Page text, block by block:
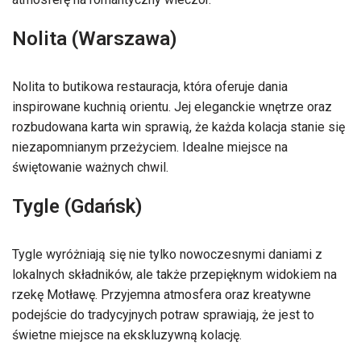
Nolita (Warszawa)
Nolita to butikowa restauracja, która oferuje dania
inspirowane kuchnią orientu. Jej eleganckie wnętrze oraz
rozbudowana karta win sprawią, że każda kolacja stanie się
niezapomnianym przeżyciem. Idealne miejsce na
świętowanie ważnych chwil.
Tygle (Gdańsk)
Tygle wyróżniają się nie tylko nowoczesnymi daniami z
lokalnych składników, ale także przepięknym widokiem na
rzekę Motławę. Przyjemna atmosfera oraz kreatywne
podejście do tradycyjnych potraw sprawiają, że jest to
świetne miejsce na ekskluzywną kolację.